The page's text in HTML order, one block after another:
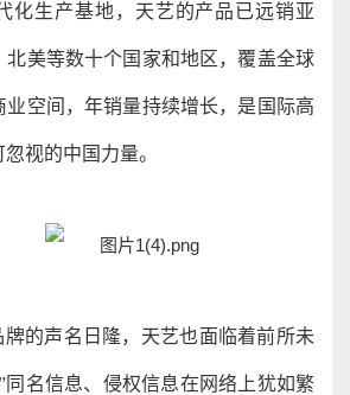
化生产基地，天艺的产品已远销亚
北美等数十个国家和地区，覆盖全球
业空间，年销量持续增长，是国际高
视的中国力量。
的声名日隆，天艺也面临着前所未
同名信息、侵权信息在网络上犹如繁